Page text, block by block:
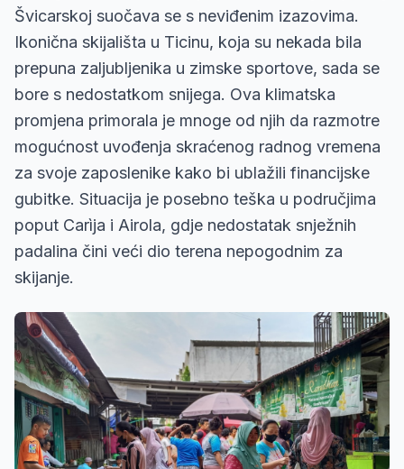
Švicarskoj suočava se s neviđenim izazovima.
Ikonična skijališta u Ticinu, koja su nekada bila
prepuna zaljubljenika u zimske sportove, sada se
bore s nedostatkom snijega. Ova klimatska
promjena primorala je mnoge od njih da razmotre
mogućnost uvođenja skraćenog radnog vremena
za svoje zaposlenike kako bi ublažili financijske
gubitke. Situacija je posebno teška u područjima
poput Carìja i Airola, gdje nedostatak snježnih
padalina čini veći dio terena nepogodnim za
skijanje.